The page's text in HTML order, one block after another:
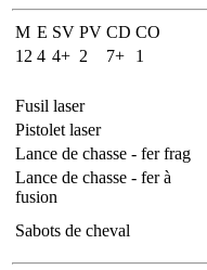
M E SV PV CD CO
12 4 4+ 2 7+
1
Fusil laser
Pistolet laser
Lance de chasse - fer frag
Lance de chasse - fer à
fusion
Sabots de cheval